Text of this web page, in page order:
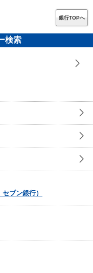
銀行TOPへ
検索
ブン銀行）